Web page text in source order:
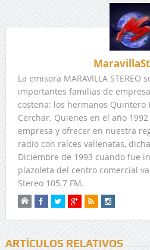
La emisora MARAVILLA
importantes familias de
costeña: los hermanos Quintero
Cerchar. Quienes en el año
empresa y ofrecer en nuestra
radio con raíces vallenatas,
Diciembre de 1993 cuando fue
plazoleta del centro comercial
Stereo 105.7 FM.
ARTÍCULOS RELATIVOS